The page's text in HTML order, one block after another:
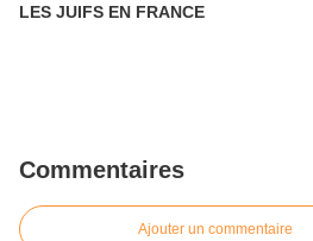
LES JUIFS EN FRANCE
Commentaires
Ajouter un commentaire